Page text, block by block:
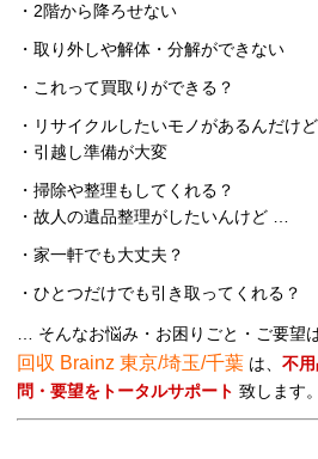
・2階から降ろせない
・取り外しや解体・分解ができない
・これって買取りができる？
・リサイクルしたいモノがあるんだけ
・引越し準備が大変
・掃除や整理もしてくれる？
・故人の遺品整理がしたいんけど …
・家一軒でも大丈夫？
・ひとつだけでも引き取ってくれる？
… そんなお悩み・お困りごと・ご要望
回収 Brainz 東京/埼玉/千葉 は、 不
問・要望をトータルサポート 致します。